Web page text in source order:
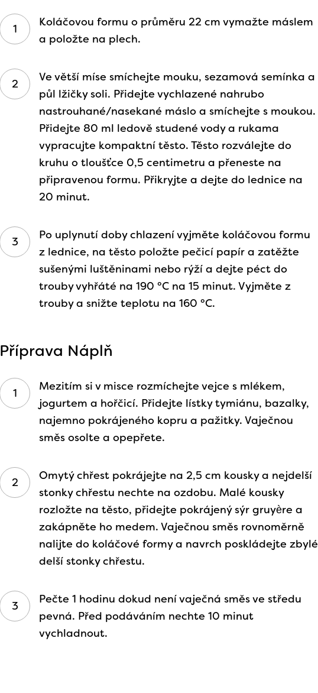
Koláčovou formu o průměru 22 cm vymažte máslem
a položte na plech.
Ve větší míse smíchejte mouku, sezamová semínka a
půl lžičky soli. Přidejte vychlazené nahrubo
nastrouhané/nasekané máslo a smíchejte s moukou.
Přidejte 80 ml ledově studené vody a rukama
vypracujte kompaktní těsto. Těsto rozválejte do
kruhu o tloušťce 0,5 centimetru a přeneste na
připravenou formu. Přikryjte a dejte do lednice na
20 minut.
Po uplynutí doby chlazení vyjměte koláčovou formu
z lednice, na těsto položte pečicí papír a zatěžte
sušenými luštěninami nebo rýží a dejte péct do
trouby vyhřáté na 190 °C na 15 minut. Vyjměte z
trouby a snižte teplotu na 160 °C.
Příprava Náplň
Mezitím si v misce rozmíchejte vejce s mlékem,
jogurtem a hořčicí. Přidejte lístky tymiánu, bazalky,
najemno pokrájeného kopru a pažitky. Vaječnou
směs osolte a opepřete.
Omytý chřest pokrájejte na 2,5 cm kousky a nejdelší
stonky chřestu nechte na ozdobu. Malé kousky
rozložte na těsto, přidejte pokrájený sýr gruyère a
zakápněte ho medem. Vaječnou směs rovnoměrně
nalijte do koláčové formy a navrch poskládejte zbylé
delší stonky chřestu.
Pečte 1 hodinu dokud není vaječná směs ve středu
pevná. Před podáváním nechte 10 minut
vychladnout.